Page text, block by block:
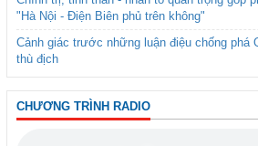
"Hà Nội - Điện Biên phủ trên không"
Cảnh giác trước những luận điệu chống phá
thù địch
CHƯƠNG TRÌNH RADIO